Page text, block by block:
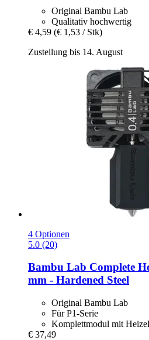
Original Bambu Lab
Qualitativ hochwertig
€ 4,59 (€ 1,53 / Stk)
Zustellung bis 14. August
4 Optionen
5.0 (20)
Bambu Lab Complete
mm -​ Hardened Steel
Original Bambu Lab
Für P1-Serie
Komplettmodul mit
€ 37,49